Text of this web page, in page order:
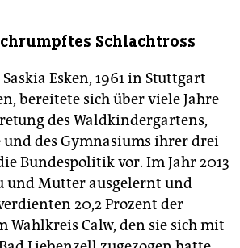
Schlachtross
Esken, 1961 in Stuttgart
bereitete sich über viele Jahre
des Waldkindergartens,
des Gymnasiums ihrer drei
Bundespolitik vor. Im Jahr 2013
und Mutter ausgelernt und
20,2 Prozent der
Wahlkreis Calw, den sie sich mit